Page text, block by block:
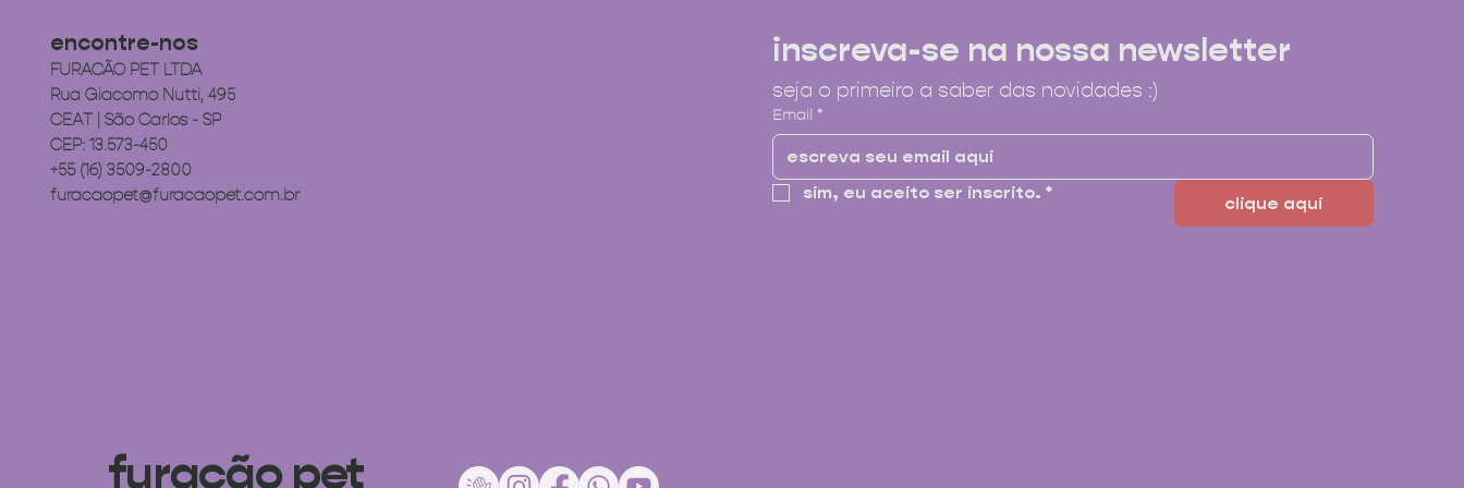
encontre-nos
FURACÃO PET LTDA
Rua Giacomo Nutti, 495
CEAT | São Carlos - SP
CEP: 13.573-450
+55 (16) 3509-2800
furacaopet@furacaopet.com.br
furacão pet
inscreva-se na nossa newsletter
seja o primeiro a saber das novidades :)
Email *
sim, eu aceito ser inscrito. * clique aqui